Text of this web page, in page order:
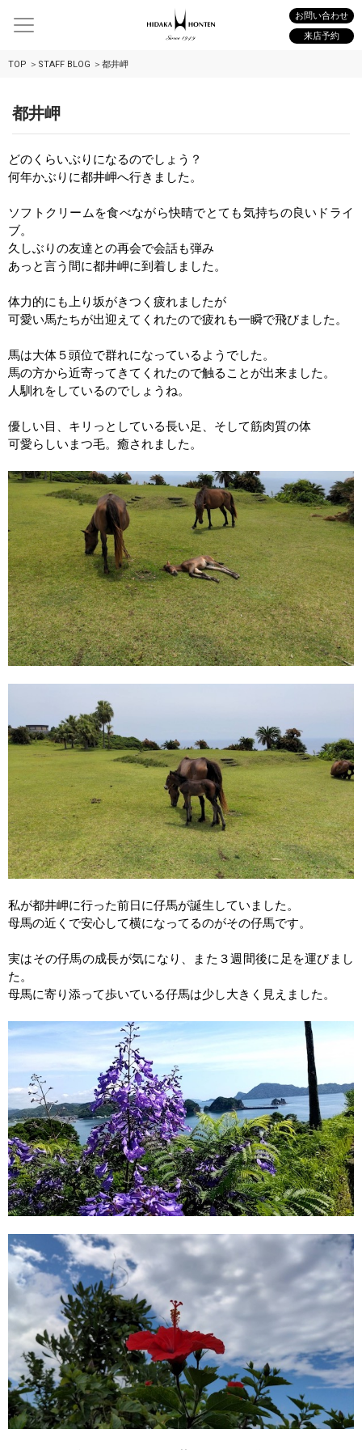
お問い合わせ
来店予約
TOP STAFF BLOG 都井岬
都井岬
どのくらいぶりになるのでしょう？
何年かぶりに都井岬へ行きました。
ソフトクリームを食べながら快晴でとても気持ちの良いドライ
ブ。
久しぶりの友達との再会で会話も弾み
あっと言う間に都井岬に到着しました。
体力的にも上り坂がきつく疲れましたが
可愛い馬たちが出迎えてくれたので疲れも一瞬で飛びました。
馬は大体５頭位で群れになっているようでした。
馬の方から近寄ってきてくれたので触ることが出来ました。
人馴れをしているのでしょうね。
優しい目、キリっとしている長い足、そして筋肉質の体
可愛らしいまつ毛。癒されました。
私が都井岬に行った前日に仔馬が誕生していました。
母馬の近くで安心して横になってるのがその仔馬です。
実はその仔馬の成長が気になり、また３週間後に足を運びまし
た。
母馬に寄り添って歩いている仔馬は少し大きく見えました。